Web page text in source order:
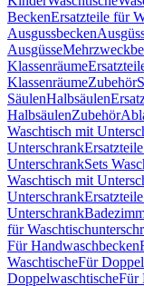
BeckenErsatzteile für
Ausgussbecken
Ausgüsse
Klassenräume
KlassenräumeZubehör
SäulenHalbsäulen
HalbsäulenZubehör
Waschtisch mit
Unterschrank
UnterschrankSets
Waschtisch mit
Unterschrank
Unterschrank
für
Für Handwaschbecken
WaschtischeFür
DoppelwaschtischeFür